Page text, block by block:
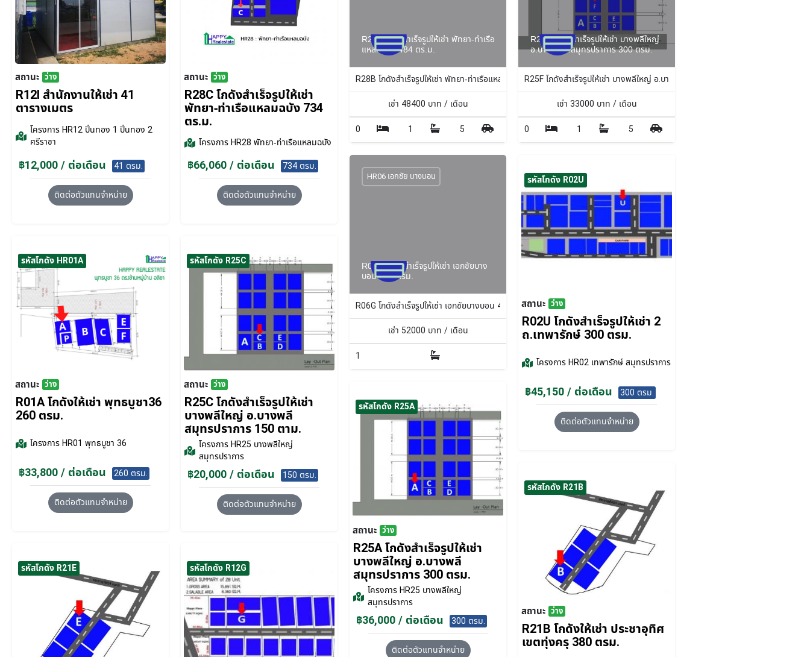
สถานะ ว่าง
R12I สำนักงานให้เช่า 41
ตารางเมตร
โครงการHR12 ปิ่นทอง 1 ปิ่นทอง 2
ศรีราชา
฿12,000 / ต่อเดือน 41 ตรม.
ติดต่อตัวแทนจำหน่าย
สถานะ ว่าง
R28C โกดังสำเร็จรูปให้เช่า
พัทยา-ท่าเรือแหลมฉบัง 734
ตร.ม.
โครงการHR28 พัทยา-ท่าเรือแหลมฉบัง
฿66,060 / ต่อเดือน 734 ตรม.
ติดต่อตัวแทนจำหน่าย
R28B โกดังสำเร็จรูปให้เช่า พัทยา-ท่าเรือ
แหลมฉบัง 484 ตร.ม.
R28B โกดังสำเร็จรูปให้เช่า พัทยา-ท่าเรือแหลมฉบัง 484 ตร.ม.
เช่า 48400 บาท / เดือน
0
1 5
R25F โกดังสำเร็จรูปให้เช่า บางพลีใหญ่
อ.บางพลี จ.สมุทรปราการ 300 ตรม.
R25F โกดังสำเร็จรูปให้เช่า บางพลีใหญ่ อ.บางพลี จ.สมุทรปราการ 300 ตรม.
เช่า 33000 บาท / เดือน
0
1 5
R06G โกดังสำเร็จรูปให้เช่า เอกชัยบาง
บอน 400 ตรม.
HR06 เอกชัย บางบอน
R06G โกดังสำเร็จรูปให้เช่า เอกชัยบางบอน 400 ตรม.
เช่า 52000 บาท / เดือน
1
รหัสโกดัง R02U
สถานะ ว่าง
R02U โกดังสำเร็จรูปให้เช่า 2
ถ.เทพารักษ์ 300 ตรม.
โครงการHR02 เทพารักษ์ สมุทรปราการ
฿45,150 / ต่อเดือน 300 ตรม.
ติดต่อตัวแทนจำหน่าย
รหัสโกดัง HR01A
สถานะ ว่าง
R01A โกดังให้เช่า พุทธบูชา36
260 ตรม.
โครงการHR01 พุทธบูชา 36
฿33,800 / ต่อเดือน 260 ตรม.
ติดต่อตัวแทนจำหน่าย
รหัสโกดัง R25C
สถานะ ว่าง
R25C โกดังสำเร็จรูปให้เช่า
บางพลีใหญ่ อ.บางพลี
สมุทรปราการ 150 ตาม.
โครงการHR25 บางพลีใหญ่
สมุทรปราการ
฿20,000 / ต่อเดือน 150 ตรม.
ติดต่อตัวแทนจำหน่าย
รหัสโกดัง R25A
สถานะ ว่าง
R25A โกดังสำเร็จรูปให้เช่า
บางพลีใหญ่ อ.บางพลี
สมุทรปราการ 300 ตรม.
โครงการHR25 บางพลีใหญ่
สมุทรปราการ
฿36,000 / ต่อเดือน 300 ตรม.
ติดต่อตัวแทนจำหน่าย
รหัสโกดัง R21B
สถานะ ว่าง
R21B โกดังให้เช่า ประชาอุทิศ
เขตทุ่งครุ 380 ตรม.
รหัสโกดัง R21E รหัสโกดัง R12G